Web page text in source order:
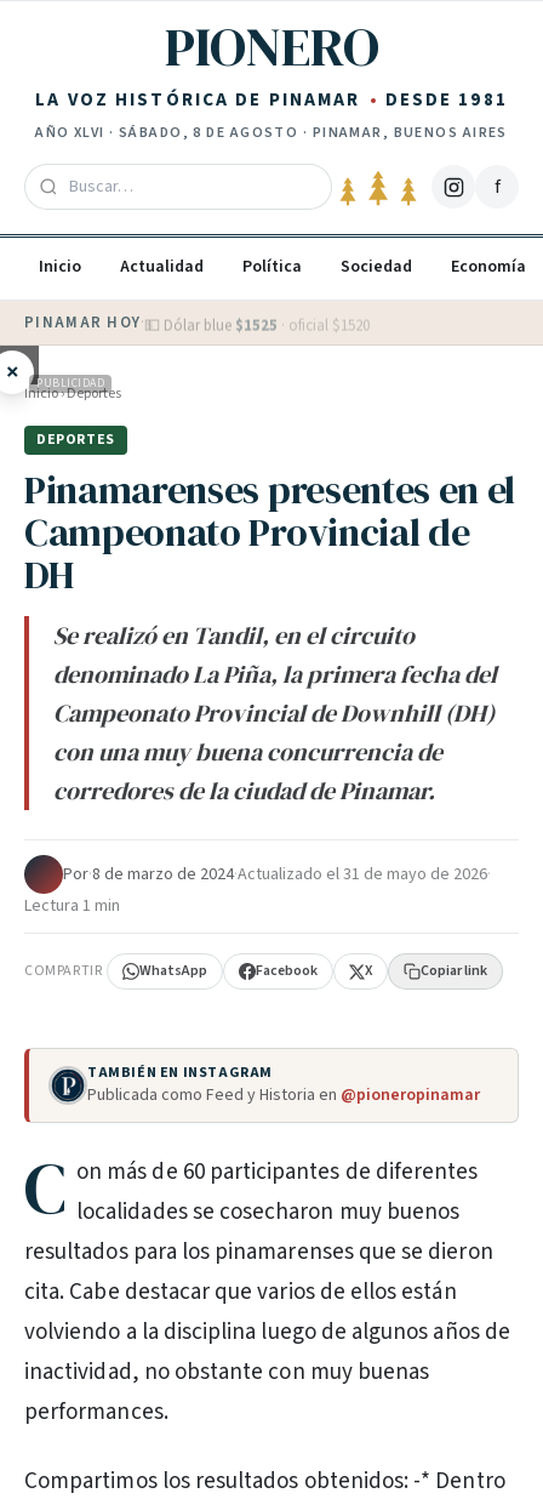
PIONERO
LA VOZ HISTÓRICA DE PINAMAR DESDE 1981
AÑO XLVI · SÁBADO, 8 DE AGOSTO · PINAMAR, BUENOS AIRES
f
Inicio Actualidad Política Sociedad Economía
PINAMAR HOY·💵 Dólar blue $1525 · oficial $1520
× PUBLICIDAD
Inicio›Deportes
DEPORTES
Pinamarenses presentes en el
Campeonato Provincial de
DH
Se realizó en Tandil, en el circuito
denominado La Piña, la primera fecha del
Campeonato Provincial de Downhill (DH)
con una muy buena concurrencia de
corredores de la ciudad de Pinamar.
Por·8 de marzo de 2024·Actualizado el31 de mayo de 2026·
Lectura 1 min
COMPARTIR WhatsApp Facebook X Copiar link
TAMBIÉN EN INSTAGRAM
Publicada como Feed y Historia en @pioneropinamar
C on más de 60 participantes de diferentes
localidades se cosecharon muy buenos
resultados para los pinamarenses que se dieron
cita. Cabe destacar que varios de ellos están
volviendo a la disciplina luego de algunos años de
inactividad, no obstante con muy buenas
performances.
Compartimos los resultados obtenidos: -* Dentro